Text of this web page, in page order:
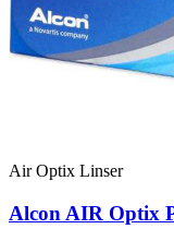
Air Optix Linser
Alcon AIR Optix